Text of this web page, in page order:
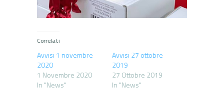
Correlati
Avvisi 1 novembre
2020
1 Novembre 2020
In "News"
Avvisi 27 ottobre
2019
27 Ottobre 2019
In "News"